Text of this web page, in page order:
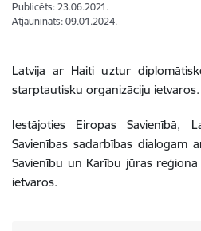
Publicēts: 23.06.2021.
Atjaunināts: 09.01.2024.
Latvija ar Haiti uztur
starptautisku organizāciju ietvaros.
Iestājoties Eiropas Savienībā,
Savienības sadarbības dialogam
Savienību un Karību jūras
ietvaros.